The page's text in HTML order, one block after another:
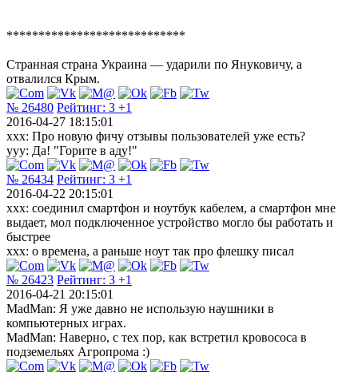
****************************
Странная страна Украина — ударили по Януковичу, а
отвалился Крым.
№ 26480 Рейтинг: 3 +1
2016-04-27 18:15:01
xxx: Про новую фичу отзывы пользователей уже есть?
yyy: Да! "Горите в аду!"
№ 26434 Рейтинг: 3 +1
2016-04-22 20:15:01
xxx: соединил смартфон и ноутбук кабелем, а смартфон мне
выдает, мол подключенное устройство могло бы работать и
быстрее
xxx: о времена, а раньше ноут так про флешку писал
№ 26423 Рейтинг: 3 +1
2016-04-21 20:15:01
MadMan: Я уже давно не использую наушники в
компьютерных играх.
MadMan: Наверно, с тех пор, как встретил кровососа в
подземельях Агропрома :)